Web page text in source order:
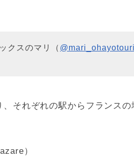
クスのマリ（
それぞれの駅からフランス
）